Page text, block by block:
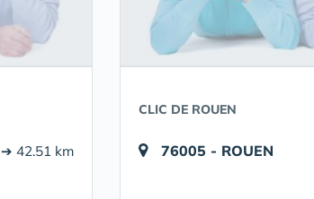
➔ 42.51 km
CLIC DE ROUEN
76005 - ROUEN